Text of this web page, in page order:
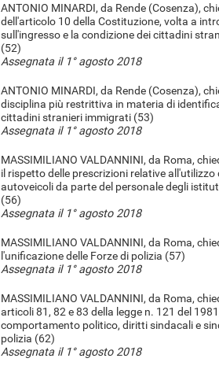
ANTONIO MINARDI, da Rende (Cosenza),
dell'articolo 10 della Costituzione, volta a
sull'ingresso e la condizione dei cittadini
(52)
Assegnata il 1° agosto 2018
ANTONIO MINARDI, da Rende (Cosenza),
disciplina più restrittiva in materia di
cittadini stranieri immigrati (53)
Assegnata il 1° agosto 2018
MASSIMILIANO VALDANNINI, da Roma,
il rispetto delle prescrizioni relative
autoveicoli da parte del personale degli
(56)
Assegnata il 1° agosto 2018
MASSIMILIANO VALDANNINI, da Roma,
l'unificazione delle Forze di polizia (57)
Assegnata il 1° agosto 2018
MASSIMILIANO VALDANNINI, da Roma,
articoli 81, 82 e 83 della legge n. 121 del
comportamento politico, diritti sindacali e
polizia (62)
Assegnata il 1° agosto 2018